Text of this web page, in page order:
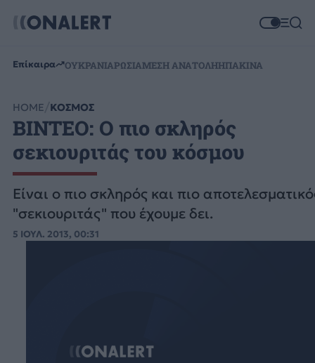
Επίκαιρα ΟΥΚΡΑΝΙΑΡΩΣΙΑΜΕΣΗ ΑΝΑΤΟΛΗΗΠΑΚΙΝΑ
HOME ΚΟΣΜΟΣ
ΒΙΝΤΕΟ: Ο πιο σκληρός
σεκιουριτάς του κόσμου
Είναι ο πιο σκληρός και πιο
"σεκιουριτάς" που έχουμε δει.
5 ΙΟΥΛ. 2013, 00:31